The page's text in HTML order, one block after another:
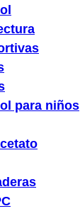
para niños